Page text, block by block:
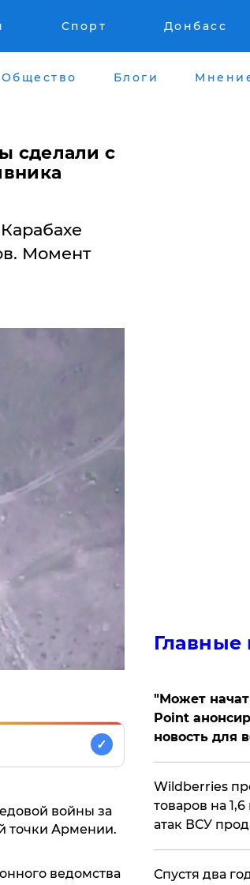
Спорт Донбасс
Общество Блоги
сделали с
Момент
✓
войны за
точки Армении.
ведомства
Главные
"Может
Point
новость для
​Wildberries
товаров на
атак ВСУ
Спустя два